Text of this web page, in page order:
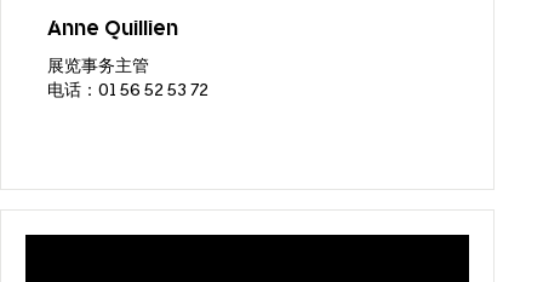
Anne Quillien
展览事务主管
电话：01 56 52 53 72